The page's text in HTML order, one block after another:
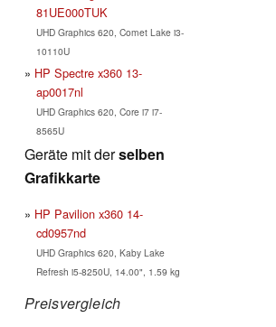
81UE000TUK
UHD Graphics 620, Comet Lake i3-
10110U
HP Spectre x360 13-
ap0017nl
UHD Graphics 620, Core i7 i7-
8565U
Geräte mit derselben
Grafikkarte
HP Pavilion x360 14-
cd0957nd
UHD Graphics 620, Kaby Lake
Refresh i5-8250U, 14.00", 1.59 kg
Preisvergleich